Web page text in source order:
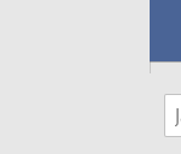
1474